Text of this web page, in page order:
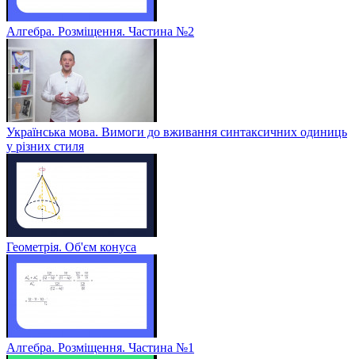
Алгебра. Розміщення. Частина №2
Українська мова. Вимоги до вживання синтаксичних одиниць
у різних стиля
Геометрія. Об'єм конуса
Алгебра. Розміщення. Частина №1